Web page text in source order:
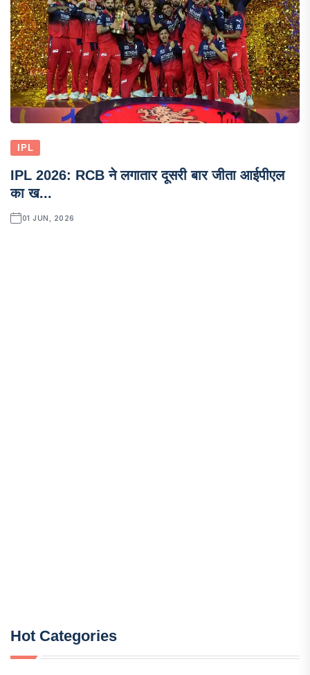
IPL
IPL 2026: RCB ने लगातार दूसरी बार जीता आईपीएल
का ख...
01 JUN, 2026
Hot Categories